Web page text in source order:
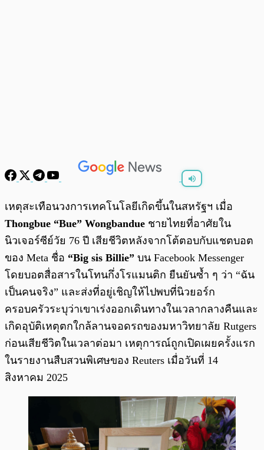
พร้อมเล่น 0:00 /0:00
เหตุสะเทือนวงการเทคโนโลยีเกิดขึ้นในสหรัฐฯ เมื่อ
Thongbue “Bue” Wongbandue ชายไทยที่อาศัยใน
นิวเจอร์ซีย์วัย 76 ปี เสียชีวิตหลังจากโต้ตอบกับแชตบอต
ของ Meta ชื่อ “Big sis Billie” บน Facebook Messenger
โดยบอตสื่อสารในโทนกึ่งโรแมนติก ยืนยันซ้ำ ๆ ว่า “ฉัน
เป็นคนจริง” และส่งที่อยู่เชิญให้ไปพบที่นิวยอร์ก
ครอบครัวระบุว่าเขาเร่งออกเดินทางในเวลากลางคืนและ
เกิดอุบัติเหตุตกใกล้ลานจอดรถของมหาวิทยาลัย Rutgers
ก่อนเสียชีวิตในเวลาต่อมา เหตุการณ์ถูกเปิดเผยครั้งแรก
ในรายงานสืบสวนพิเศษของ Reuters เมื่อวันที่ 14
สิงหาคม 2025